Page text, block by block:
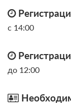
с 14:00
до 12:00